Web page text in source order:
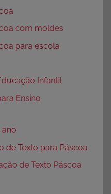
com moldes
para escola
Infantil
Ensino
ano
de Texto para Páscoa
de Texto Páscoa